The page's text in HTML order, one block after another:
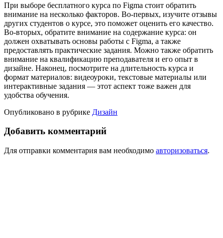
При выборе бесплатного курса по Figma стоит обратить
внимание на несколько факторов. Во-первых, изучите отзывы
других студентов о курсе, это поможет оценить его качество.
Во-вторых, обратите внимание на содержание курса: он
должен охватывать основы работы с Figma, а также
предоставлять практические задания. Можно также обратить
внимание на квалификацию преподавателя и его опыт в
дизайне. Наконец, посмотрите на длительность курса и
формат материалов: видеоуроки, текстовые материалы или
интерактивные задания — этот аспект тоже важен для
удобства обучения.
Опубликовано в рубрике Дизайн
Добавить комментарий
Для отправки комментария вам необходимо авторизоваться.